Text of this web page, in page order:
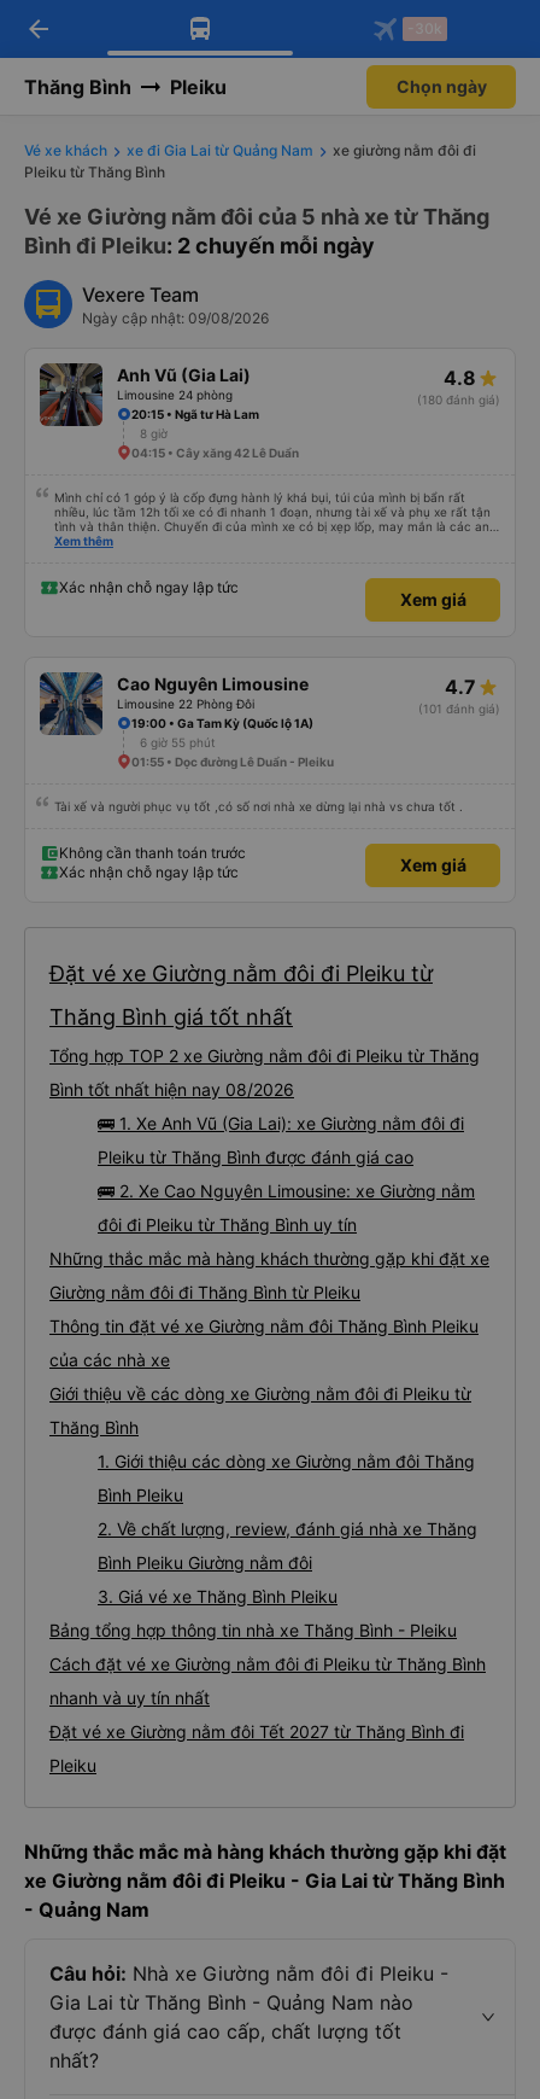
Tải app Vexere ngay!
Nhận ưu đãi thành viên độc
Mở app
Tải app Vexere
-30k/ghế khi đặt vé máy bay qua
Mở app
arrow_back -30k
Thăng Bình Pleiku Chọn ngày
Vé xe khách xe đi Gia Lai từ Quảng Nam
xe giường nằm đôi đi
Pleiku từ Thăng Bình
Vé xe Giường nằm đôi của 5 nhà xe từ Thăng
Bình đi Pleiku: 2 chuyến mỗi ngày
Vexere Team
Ngày cập nhật: 09/08/2026
Anh Vũ (Gia Lai)
Limousine 24 phòng
4.8
(180 đánh giá)
20:15 • Ngã tư Hà Lam
8 giờ
04:15 • Cây xăng 42 Lê Duẩn
Mình chỉ có 1 góp ý là cốp đựng hành lý khá bụi, túi của mình bị bẩn rất
nhiều, lúc tầm 12h tối xe có đi nhanh 1 đoạn, nhưng tài xế và phụ xe rất tận
tình và thân thiện. Chuyến đi của mình xe có bị xẹp lốp, may mắn là các anh
dừng ở cây xăng và thay lốp mới khá nhanh. Mong nhà xe khắc phục cốp đỡ
Xem thêm
Xác nhận chỗ ngay lập tức
Xem giá
Cao Nguyên Limousine
Limousine 22 Phòng Đôi
4.7
(101 đánh giá)
19:00 • Ga Tam Kỳ (Quốc lộ 1A)
6 giờ 55 phút
01:55 • Dọc đường Lê Duẩn - Pleiku
Tài xế và người phục vụ tốt ,có số nơi nhà xe dừng lại nhà vs chưa tốt .
Không cần thanh toán trước
Xác nhận chỗ ngay lập tức
Xem giá
Đặt vé xe Giường nằm đôi đi Pleiku từ
Thăng Bình giá tốt nhất
Tổng hợp TOP 2 xe Giường nằm đôi đi Pleiku từ Thăng
Bình tốt nhất hiện nay 08/2026
🚌 1. Xe Anh Vũ (Gia Lai): xe Giường nằm đôi đi
Pleiku từ Thăng Bình được đánh giá cao
🚌 2. Xe Cao Nguyên Limousine: xe Giường nằm
đôi đi Pleiku từ Thăng Bình uy tín
Những thắc mắc mà hàng khách thường gặp khi đặt xe
Giường nằm đôi đi Thăng Bình từ Pleiku
Thông tin đặt vé xe Giường nằm đôi Thăng Bình Pleiku
của các nhà xe
Giới thiệu về các dòng xe Giường nằm đôi đi Pleiku từ
Thăng Bình
1. Giới thiệu các dòng xe Giường nằm đôi Thăng
Bình Pleiku
2. Về chất lượng, review, đánh giá nhà xe Thăng
Bình Pleiku Giường nằm đôi
3. Giá vé xe Thăng Bình Pleiku
Bảng tổng hợp thông tin nhà xe Thăng Bình - Pleiku
Cách đặt vé xe Giường nằm đôi đi Pleiku từ Thăng Bình
nhanh và uy tín nhất
Đặt vé xe Giường nằm đôi Tết 2027 từ Thăng Bình đi
Pleiku
Những thắc mắc mà hàng khách thường gặp khi đặt
xe Giường nằm đôi đi Pleiku - Gia Lai từ Thăng Bình
- Quảng Nam
Câu hỏi: Nhà xe Giường nằm đôi đi Pleiku -
Gia Lai từ Thăng Bình - Quảng Nam nào
được đánh giá cao cấp, chất lượng tốt
nhất?